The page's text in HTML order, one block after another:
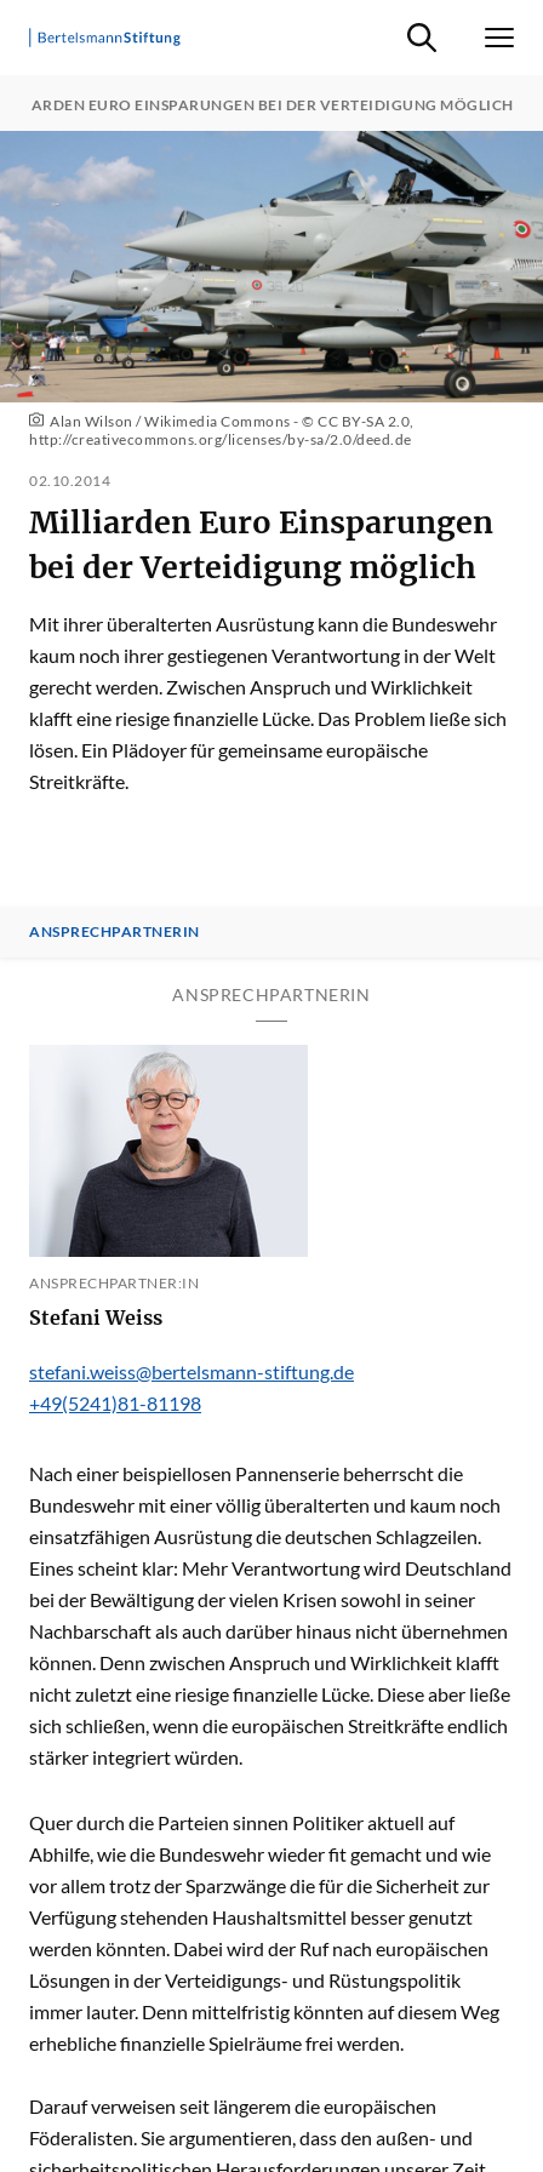
Suche ein-/
EURO EINSPARUNGEN BEI DER VERTEIDIGUNG MÖGLICH
Alan Wilson / Wikimedia Commons - © CC BY-SA 2.0,
http://creativecommons.org/licenses/by-sa/2.0/deed.de
02.10.2014
Milliarden Euro Einsparungen
bei der Verteidigung möglich
Mit ihrer überalterten Ausrüstung kann die Bundeswehr
kaum noch ihrer gestiegenen Verantwortung in der Welt
gerecht werden. Zwischen Anspruch und Wirklichkeit
klafft eine riesige finanzielle Lücke. Das Problem ließe sich
lösen. Ein Plädoyer für gemeinsame europäische
Streitkräfte.
ANSPRECHPARTNERIN
ANSPRECHPARTNERIN
ANSPRECHPARTNER:IN
Stefani Weiss
stefani.weiss@bertelsmann-stiftung.de
+49(5241)81-81198
Nach einer beispiellosen Pannenserie beherrscht die
Bundeswehr mit einer völlig überalterten und kaum noch
einsatzfähigen Ausrüstung die deutschen Schlagzeilen.
Eines scheint klar: Mehr Verantwortung wird Deutschland
bei der Bewältigung der vielen Krisen sowohl in seiner
Nachbarschaft als auch darüber hinaus nicht übernehmen
können. Denn zwischen Anspruch und Wirklichkeit klafft
nicht zuletzt eine riesige finanzielle Lücke. Diese aber ließe
sich schließen, wenn die europäischen Streitkräfte endlich
stärker integriert würden.
Quer durch die Parteien sinnen Politiker aktuell auf
Abhilfe, wie die Bundeswehr wieder fit gemacht und wie
vor allem trotz der Sparzwänge die für die Sicherheit zur
Verfügung stehenden Haushaltsmittel besser genutzt
werden könnten. Dabei wird der Ruf nach europäischen
Lösungen in der Verteidigungs- und Rüstungspolitik
immer lauter. Denn mittelfristig könnten auf diesem Weg
erhebliche finanzielle Spielräume frei werden.
Darauf verweisen seit längerem die europäischen
Föderalisten. Sie argumentieren, dass den außen- und